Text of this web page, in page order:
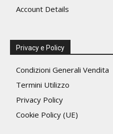
Account Details
Privacy e Policy
Condizioni Generali Vendita
Termini Utilizzo
Privacy Policy
Cookie Policy (UE)